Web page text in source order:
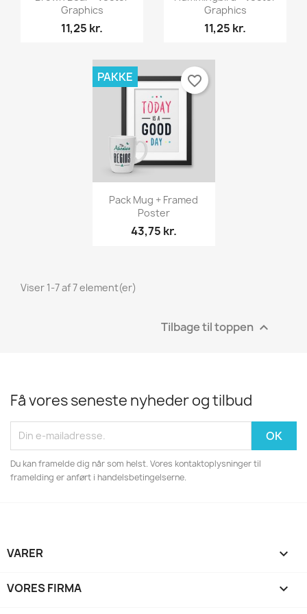
Graphics
11,25 kr.
Graphics
11,25 kr.
Vis her
Pack Mug + Framed
Poster
43,75 kr.
PAKKE favorite_border
Viser 1-7 af 7 element(er)
Tilbage til toppen 
Få vores seneste nyheder og tilbud
Du kan framelde dig når som helst. Vores kontaktoplysninger til
framelding er anført i handelsbetingelserne.
VARER 
VORES FIRMA 